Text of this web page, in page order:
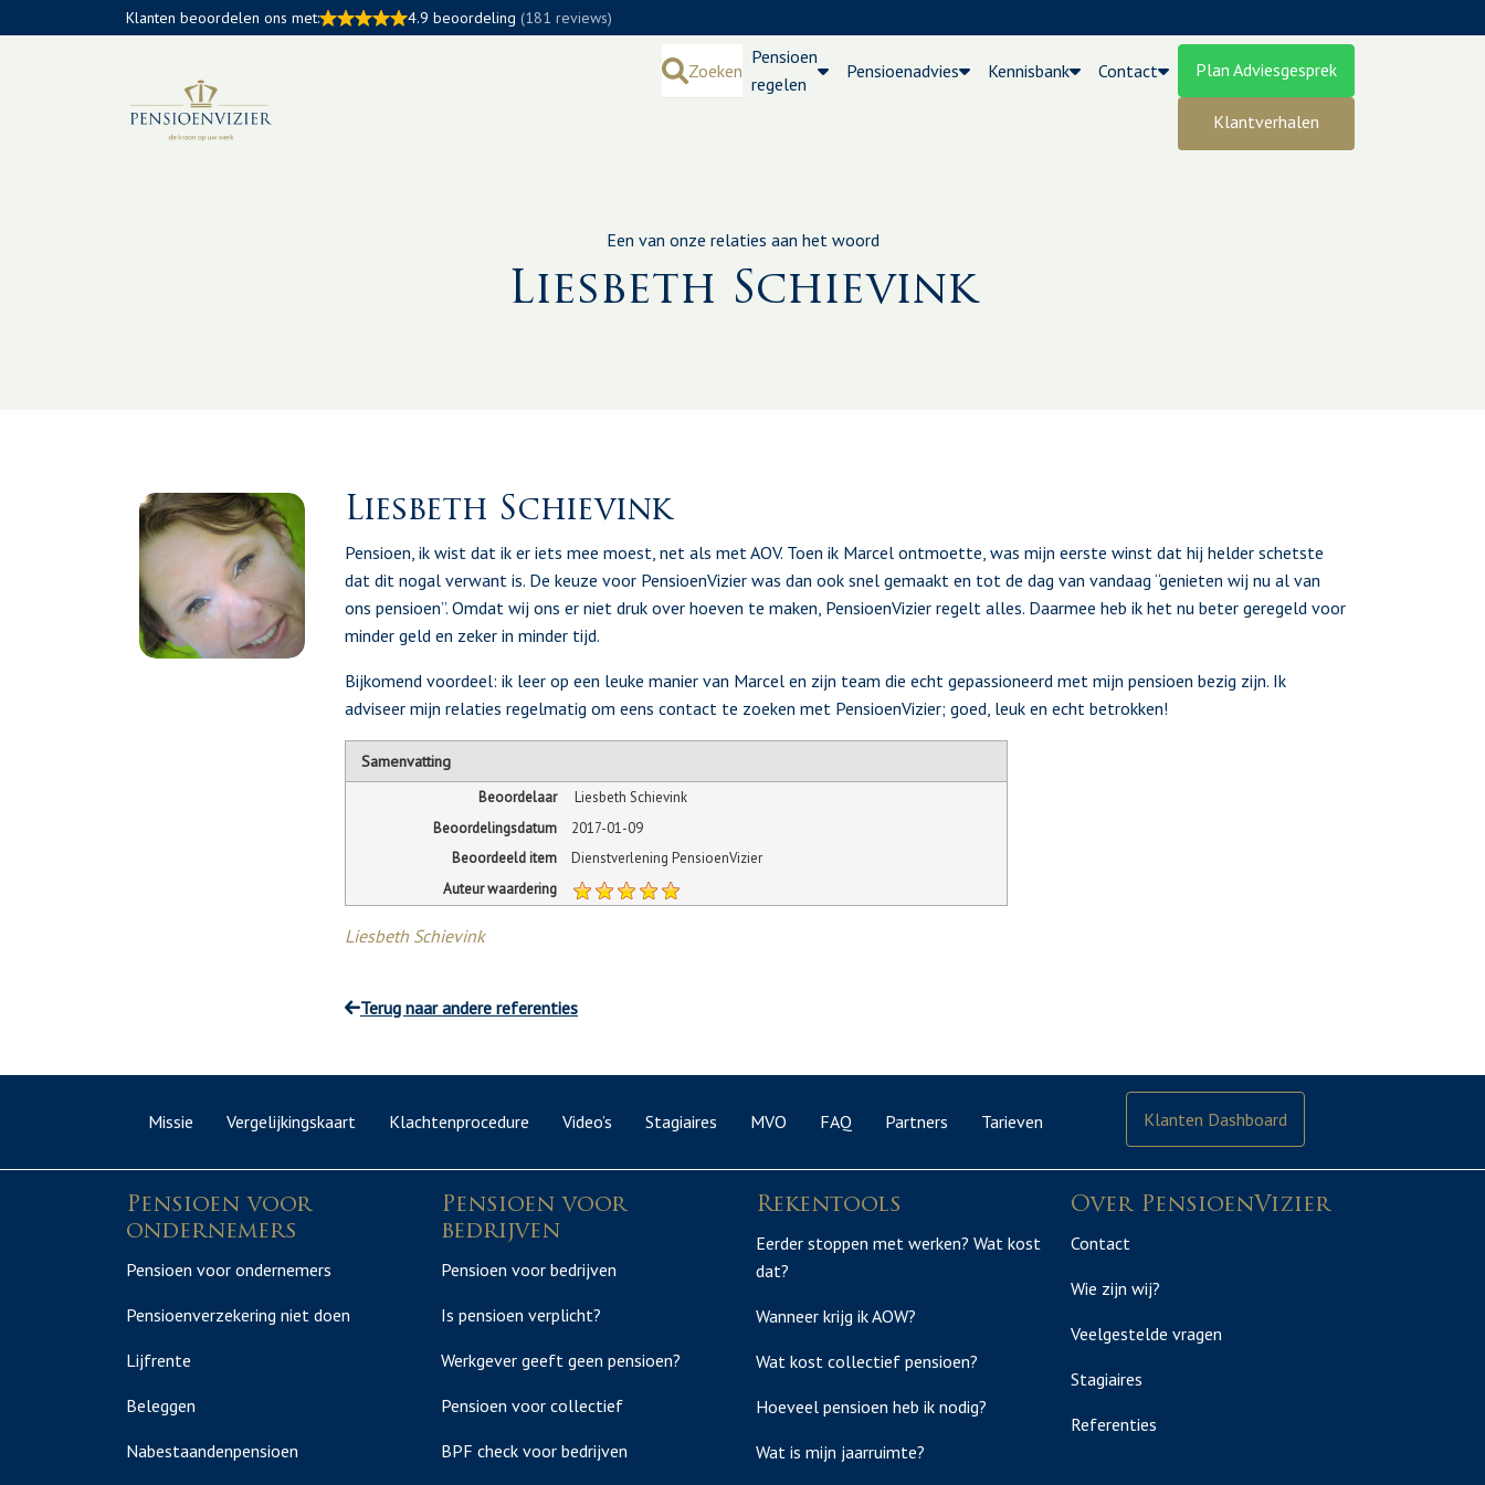
Klanten beoordelen ons met: 4.9 beoordeling (181 reviews)
Zoeken
Pensioen
regelen
Pensioenadvies Kennisbank Contact Plan Adviesgesprek
Klantverhalen
Een van onze relaties aan het woord
Liesbeth Schievink
Liesbeth Schievink
Pensioen, ik wist dat ik er iets mee moest, net als met AOV. Toen ik Marcel ontmoette, was mijn eerste winst dat hij helder schetste
dat dit nogal verwant is. De keuze voor PensioenVizier was dan ook snel gemaakt en tot de dag van vandaag “genieten wij nu al van
ons pensioen”. Omdat wij ons er niet druk over hoeven te maken, PensioenVizier regelt alles. Daarmee heb ik het nu beter geregeld voor
minder geld en zeker in minder tijd.
Bijkomend voordeel: ik leer op een leuke manier van Marcel en zijn team die echt gepassioneerd met mijn pensioen bezig zijn. Ik
adviseer mijn relaties regelmatig om eens contact te zoeken met PensioenVizier; goed, leuk en echt betrokken!
Samenvatting
Beoordelaar
Liesbeth Schievink
Beoordelingsdatum
2017-01-09
Beoordeeld item
Dienstverlening PensioenVizier
Auteur waardering
Liesbeth Schievink
Terug naar andere referenties
Missie Vergelijkingskaart Klachtenprocedure Video’s Stagiaires MVO FAQ Partners Tarieven Klanten Dashboard
Pensioen voor
ondernemers
Pensioen voor ondernemers
Pensioenverzekering niet doen
Lijfrente
Beleggen
Nabestaandenpensioen
Pensioen voor
bedrijven
Pensioen voor bedrijven
Is pensioen verplicht?
Werkgever geeft geen pensioen?
Pensioen voor collectief
BPF check voor bedrijven
Rekentools
Eerder stoppen met werken? Wat kost
dat?
Wanneer krijg ik AOW?
Wat kost collectief pensioen?
Hoeveel pensioen heb ik nodig?
Wat is mijn jaarruimte?
Over PensioenVizier
Contact
Wie zijn wij?
Veelgestelde vragen
Stagiaires
Referenties